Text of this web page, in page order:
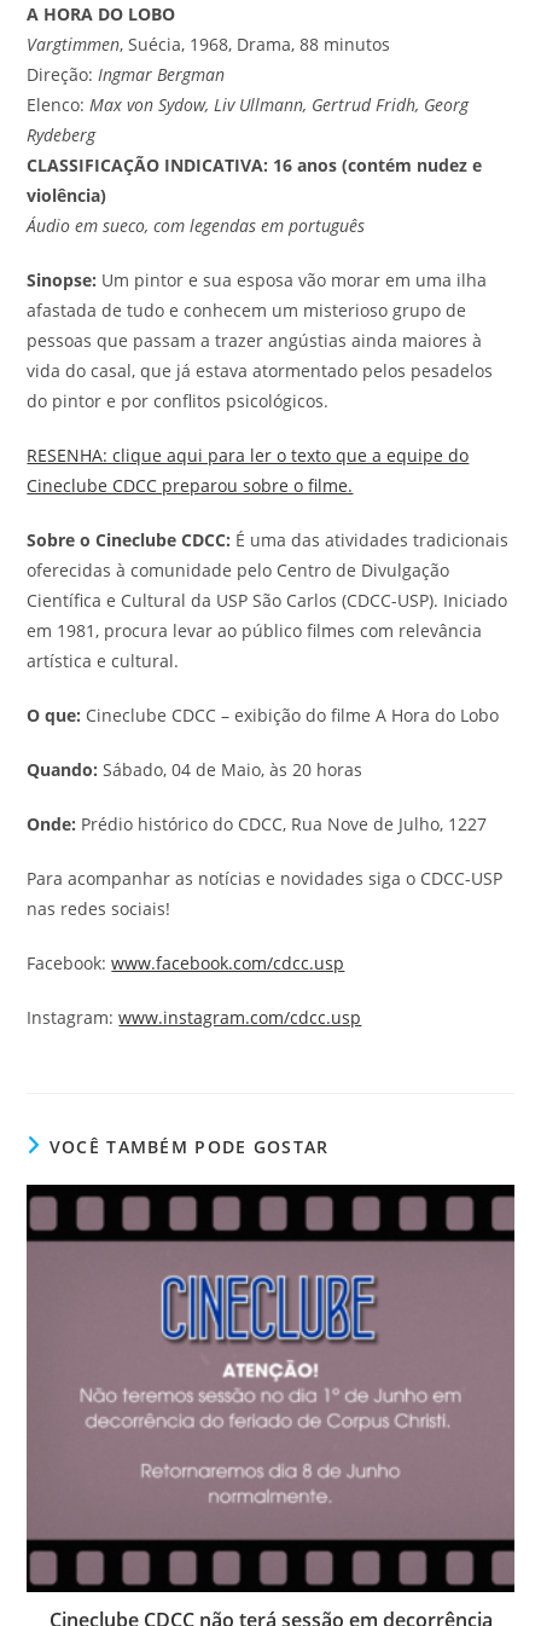
A HORA DO LOBO
Vargtimmen, Suécia, 1968, Drama, 88 minutos
Direção:Ingmar Bergman
Elenco:Max von Sydow, Liv Ullmann, Gertrud Fridh, Georg
Rydeberg
CLASSIFICAÇÃO INDICATIVA: 16 anos (contém nudez e
violência)
Áudio em sueco, com legendas em português
Sinopse: Um pintor e sua esposa vão morar em uma ilha
afastada de tudo e conhecem um misterioso grupo de
pessoas que passam a trazer angústias ainda maiores à
vida do casal, que já estava atormentado pelos pesadelos
do pintor e por conflitos psicológicos.
RESENHA: clique aqui para ler o texto que a equipe do
Cineclube CDCC preparou sobre o filme.
Sobre o Cineclube CDCC: É uma das atividades tradicionais
oferecidas à comunidade pelo Centro de Divulgação
Científica e Cultural da USP São Carlos (CDCC-USP). Iniciado
em 1981, procura levar ao público filmes com relevância
artística e cultural.
O que: Cineclube CDCC – exibição do filme A Hora do Lobo
Quando: Sábado, 04 de Maio, às 20 horas
Onde: Prédio histórico do CDCC, Rua Nove de Julho, 1227
Para acompanhar as notícias e novidades siga o CDCC-USP
nas redes sociais!
Facebook:www.facebook.com/cdcc.usp
Instagram:www.instagram.com/cdcc.usp
VOCÊ TAMBÉM PODE GOSTAR
Cineclube CDCC não terá sessão em decorrência